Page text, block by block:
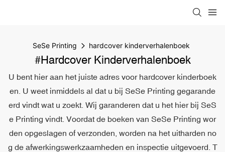
SeSe Printing hardcover kinderverhalenboek
#hardcover Kinderverhalenboek
U bent hier aan het juiste adres voor hardcover kinderboek
en. U weet inmiddels al dat u bij SeSe Printing gegarande
erd vindt wat u zoekt. Wij garanderen dat u het hier bij SeS
e Printing vindt. Voordat de boeken van SeSe Printing wor
den opgeslagen of verzonden, worden na het uitharden no
g de afwerkingswerkzaamheden en inspectie uitgevoerd. T